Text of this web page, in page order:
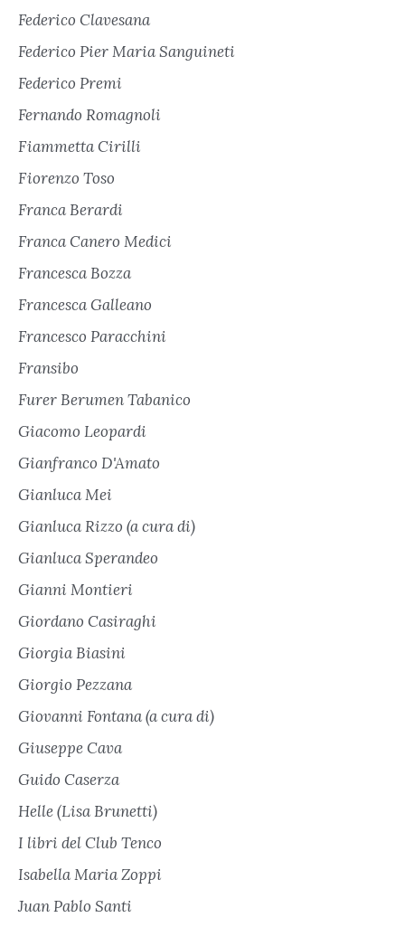
Federico Clavesana
Federico Pier Maria Sanguineti
Federico Premi
Fernando Romagnoli
Fiammetta Cirilli
Fiorenzo Toso
Franca Berardi
Franca Canero Medici
Francesca Bozza
Francesca Galleano
Francesco Paracchini
Fransibo
Furer Berumen Tabanico
Giacomo Leopardi
Gianfranco D'Amato
Gianluca Mei
Gianluca Rizzo (a cura di)
Gianluca Sperandeo
Gianni Montieri
Giordano Casiraghi
Giorgia Biasini
Giorgio Pezzana
Giovanni Fontana (a cura di)
Giuseppe Cava
Guido Caserza
Helle (Lisa Brunetti)
I libri del Club Tenco
Isabella Maria Zoppi
Juan Pablo Santi